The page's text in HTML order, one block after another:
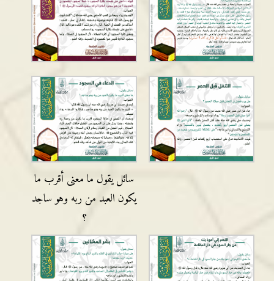
سائل يقول ما معنى أقرب ما
يكون العبد من ربه وهو ساجد
؟